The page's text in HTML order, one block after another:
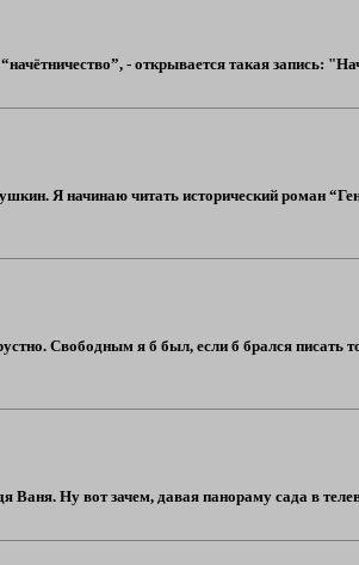
- открывается такая запись:
Я начинаю читать исторический роман
Свободным я б был, если б брался писать
Ваня. Ну вот зачем, давая панораму сада в